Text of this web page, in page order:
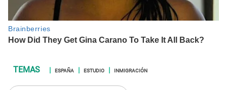
ESPAÑA ESTUDIO INMIGRACIÓN